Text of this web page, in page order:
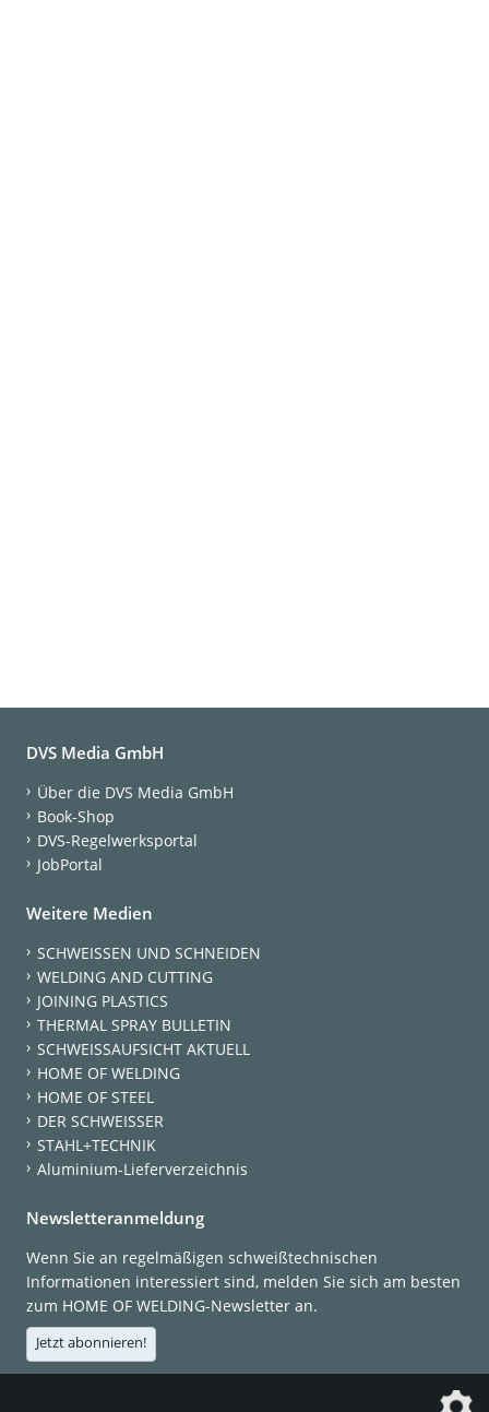
DVS Media GmbH
Über die DVS Media GmbH
Book-Shop
DVS-Regelwerksportal
JobPortal
Weitere Medien
SCHWEISSEN UND SCHNEIDEN
WELDING AND CUTTING
JOINING PLASTICS
THERMAL SPRAY BULLETIN
SCHWEISSAUFSICHT AKTUELL
HOME OF WELDING
HOME OF STEEL
DER SCHWEISSER
STAHL+TECHNIK
Aluminium-Lieferverzeichnis
Newsletteranmeldung
Wenn Sie an regelmäßigen schweißtechnischen
Informationen interessiert sind, melden Sie sich am besten
zum HOME OF WELDING-Newsletter an.
Jetzt abonnieren!